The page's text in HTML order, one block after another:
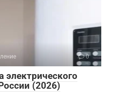
0
электрического
(2026)